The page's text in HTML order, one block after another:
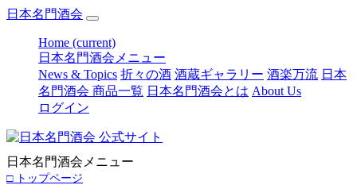
日本名門酒会
Home (current)
日本名門酒会メニュー
News & Topics 折々の酒 酒蔵ギャラリー 酒楽万流 日本
名門酒会 商品一覧 日本名門酒会とは About Us
ログイン
日本名門酒会メニュー
□ トップページ